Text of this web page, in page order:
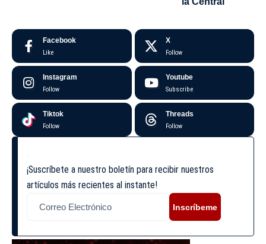
Facebook
Like
X
Follow
Instagram
Follow
Youtube
Subscribe
Tiktok
Follow
Threads
Follow
¡Suscríbete a nuestro boletín para recibir nuestros
artículos más recientes al instante!
Inscríbeme